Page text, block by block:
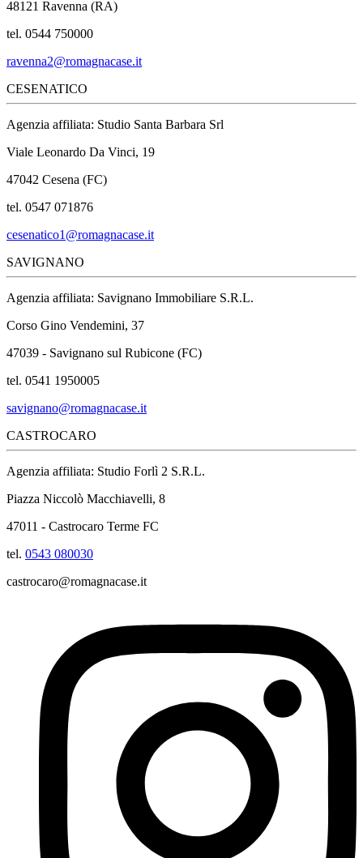
48121 Ravenna (RA)
tel. 0544 750000
ravenna2@romagnacase.it
CESENATICO
Agenzia affiliata: Studio Santa Barbara Srl
Viale Leonardo Da Vinci, 19
47042 Cesena (FC)
tel. 0547 071876
cesenatico1@romagnacase.it
SAVIGNANO
Agenzia affiliata: Savignano Immobiliare S.R.L.
Corso Gino Vendemini, 37
47039 - Savignano sul Rubicone (FC)
tel. 0541 1950005
savignano@romagnacase.it
CASTROCARO
Agenzia affiliata: Studio Forlì 2 S.R.L.
Piazza Niccolò Macchiavelli, 8
47011 - Castrocaro Terme FC
tel. 0543 080030
castrocaro@romagnacase.it